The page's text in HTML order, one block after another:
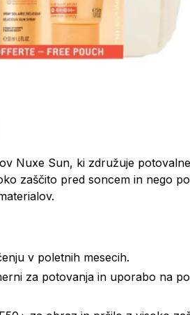
Nuxe Sun, ki združuje
zaščito pred soncem in nego
v poletnih mesecih.
za potovanja in uporabo na